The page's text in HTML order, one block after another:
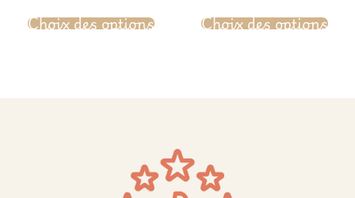
Choix des options Choix des options